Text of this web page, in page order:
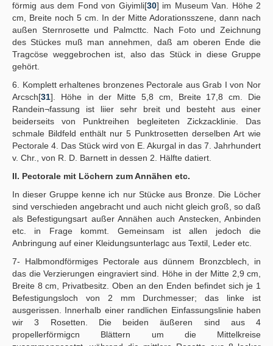
förmig aus dem Fond von Giyimli[30] im Museum Van. Höhe 2
cm, Breite noch 5 cm. In der Mitte Adorationsszene, dann nach
außen Sternrosette und Palmcttc. Nach Foto und Zeichnung
des Stückes muß man annehmen, daß am oberen Ende die
Tragcöse weggebrochen ist, also das Stück in diese Gruppe
gehört.
6. Komplett erhaltenes bronzenes Pectorale aus Grab I von Nor
Arcsch[31]. Höhe in der Mitte 5,8 cm, Breite 17,8 cm. Die
Randein¬fassung ist liier sehr breit und besteht aus einer
beiderseits von Punktreihen begleiteten Zickzacklinie. Das
schmale Bildfeld enthält nur 5 Punktrosetten derselben Art wie
Pectorale 4. Das Stück wird von E. Akurgal in das 7. Jahrhundert
v. Chr., von R. D. Barnett in dessen 2. Hälfte datiert.
II. Pectorale mit Löchern zum Annähen etc.
In dieser Gruppe kenne ich nur Stücke aus Bronze. Die Löcher
sind verschieden angebracht und auch nicht gleich groß, so daß
als Befestigungsart außer Annähen auch Anstecken, Anbinden
etc. in Frage kommt. Gemeinsam ist allen jedoch die
Anbringung auf einer Kleidungsunterlagc aus Textil, Leder etc.
7- Halbmondförmiges Pectorale aus dünnem Bronzcblech, in
das die Verzierungen eingraviert sind. Höhe in der Mitte 2,9 cm,
Breite 8 cm, Privatbesitz. Oben an den Enden befindet sich je 1
Befestigungsloch von 2 mm Durchmesser; das linke ist
ausgerissen. Innerhalb einer randlichen Einfassungslinie haben
wir 3 Rosetten. Die beiden äußeren sind aus 4
propellerförmigcn Blättern um die Mittelkreise